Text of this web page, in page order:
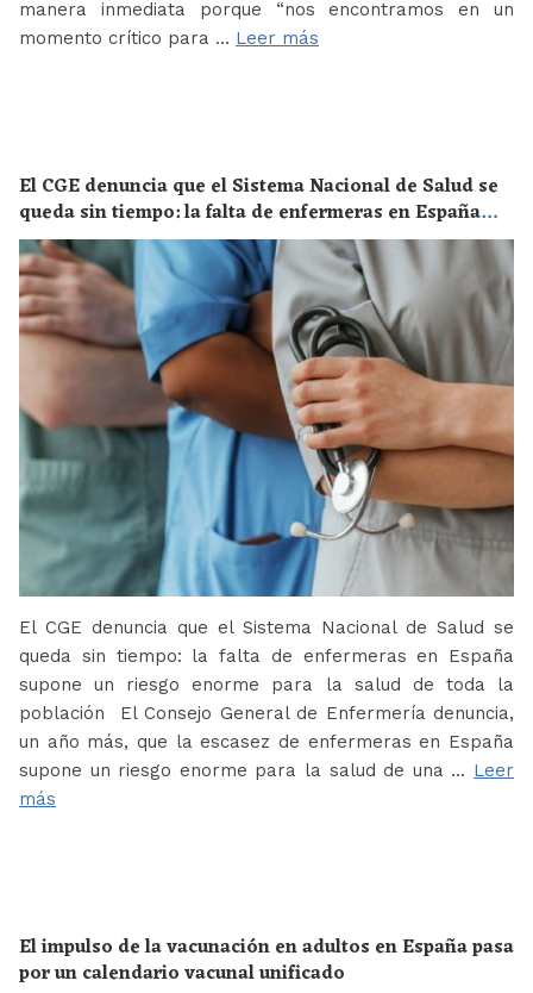
manera inmediata porque “nos encontramos en un
momento crítico para … Leer más
El CGE denuncia que el Sistema Nacional de Salud se
queda sin tiempo: la falta de enfermeras en España
supone un riesgo enorme para la salud de toda la
población
El CGE denuncia que el Sistema Nacional de Salud se
queda sin tiempo: la falta de enfermeras en España
supone un riesgo enorme para la salud de toda la
población El Consejo General de Enfermería denuncia,
un año más, que la escasez de enfermeras en España
supone un riesgo enorme para la salud de una … Leer
más
El impulso de la vacunación en adultos en España pasa
por un calendario vacunal unificado